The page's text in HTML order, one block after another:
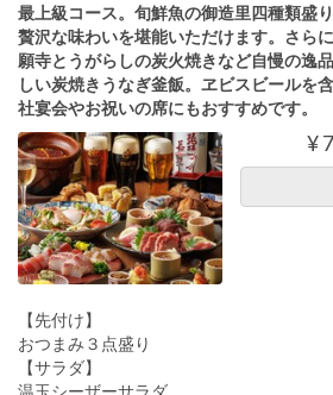
最上級コース。旬鮮魚の御造里四種類盛
贅沢な味わいを堪能いただけます。さら
願寺とうがらしの炭火焼きなど自慢の逸
しい炭焼きうなぎ釜飯。ヱビスビールを
社宴会やお祝いの席にもおすすめです。
¥
【先付け】
おつまみ３点盛り
【サラダ】